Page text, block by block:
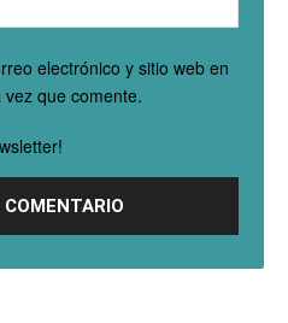
electrónico y sitio web en
que comente.